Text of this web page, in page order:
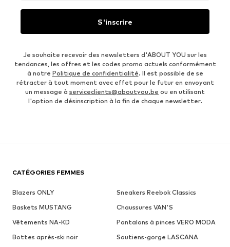
S'inscrire
Je souhaite recevoir des newsletters d'ABOUT YOU sur les
tendances, les offres et les codes promo actuels conformément
à notre Politique de confidentialité. Il est possible de se
rétracter à tout moment avec effet pour le futur en envoyant
un message à serviceclients@aboutyou.be ou en utilisant
l'option de désinscription à la fin de chaque newsletter.
CATÉGORIES FEMMES
Blazers ONLY
Sneakers Reebok Classics
Baskets MUSTANG
Chaussures VAN'S
Vêtements NA-KD
Pantalons à pinces VERO MODA
Bottes après-ski noir
Soutiens-gorge LASCANA